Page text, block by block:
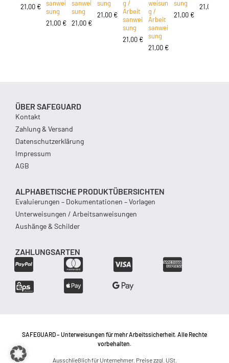
21,00 €
sanwei
sung
21,00 €
sanwei
sung
21,00 €
sung
21,00 €
g /
Arbeit
sanwei
sung
21,00 €
weisun
g /
Arbeit
sanwei
sung
21,00 €
sung
21,00 €
21,00
ÜBER SAFEGUARD
Kontakt
Zahlung & Versand
Datenschutzerklärung
Impressum
AGB
ALPHABETISCHE PRODUKTÜBERSICHTEN
Evaluierungen – Dokumentationen – Vorlagen
Unterweisungen / Arbeitsanweisungen
Aushänge & Schilder
ZAHLUNGSARTEN
SAFEGUARD – Unterweisungen für mehr Arbeitssicherheit. Alle Rechte
vorbehalten.
Ausschließlich für Unternehmer. Preise zzgl. USt.